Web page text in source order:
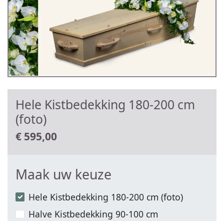
Hele Kistbedekking 180-200 cm
(foto)
€ 595,00
Maak uw keuze
Hele Kistbedekking 180-200 cm (foto)
Halve Kistbedekking 90-100 cm